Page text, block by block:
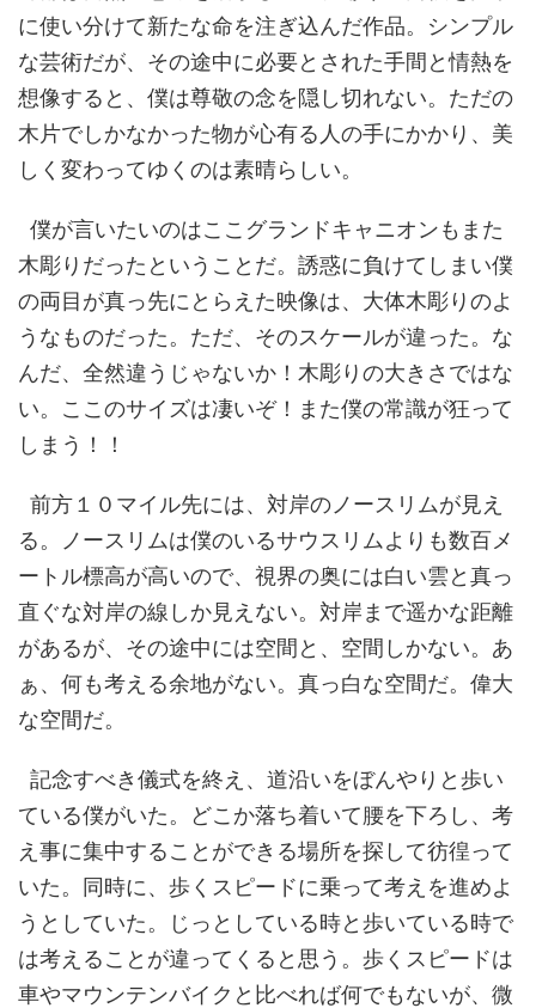
に使い分けて新たな命を注ぎ込んだ作品。シンプル
な芸術だが、その途中に必要とされた手間と情熱を
想像すると、僕は尊敬の念を隠し切れない。ただの
木片でしかなかった物が心有る人の手にかかり、美
しく変わってゆくのは素晴らしい。
僕が言いたいのはここグランドキャニオンもまた
木彫りだったということだ。誘惑に負けてしまい僕
の両目が真っ先にとらえた映像は、大体木彫りのよ
うなものだった。ただ、そのスケールが違った。な
んだ、全然違うじゃないか！木彫りの大きさではな
い。ここのサイズは凄いぞ！また僕の常識が狂って
しまう！！
前方１０マイル先には、対岸のノースリムが見え
る。ノースリムは僕のいるサウスリムよりも数百メ
ートル標高が高いので、視界の奥には白い雲と真っ
直ぐな対岸の線しか見えない。対岸まで遥かな距離
があるが、その途中には空間と、空間しかない。あ
ぁ、何も考える余地がない。真っ白な空間だ。偉大
な空間だ。
記念すべき儀式を終え、道沿いをぼんやりと歩い
ている僕がいた。どこか落ち着いて腰を下ろし、考
え事に集中することができる場所を探して彷徨って
いた。同時に、歩くスピードに乗って考えを進めよ
うとしていた。じっとしている時と歩いている時で
は考えることが違ってくると思う。歩くスピードは
車やマウンテンバイクと比べれば何でもないが、微